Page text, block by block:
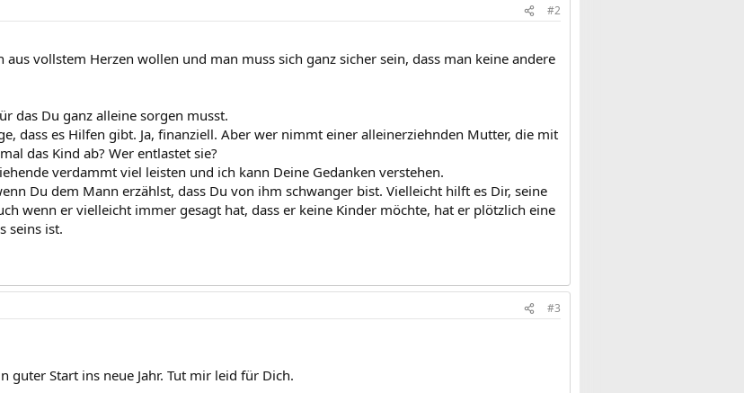
#2
vollstem Herzen wollen und man muss sich ganz sicher sein, dass man keine andere
das Du ganz alleine sorgen musst.
dass es Hilfen gibt. Ja, finanziell. Aber wer nimmt einer alleinerziehnden Mutter, die mit
das Kind ab? Wer entlastet sie?
verdammt viel leisten und ich kann Deine Gedanken verstehen.
Du dem Mann erzählst, dass Du von ihm schwanger bist. Vielleicht hilft es Dir, seine
wenn er vielleicht immer gesagt hat, dass er keine Kinder möchte, hat er plötzlich eine
seins ist.
#3
guter Start ins neue Jahr. Tut mir leid für Dich.